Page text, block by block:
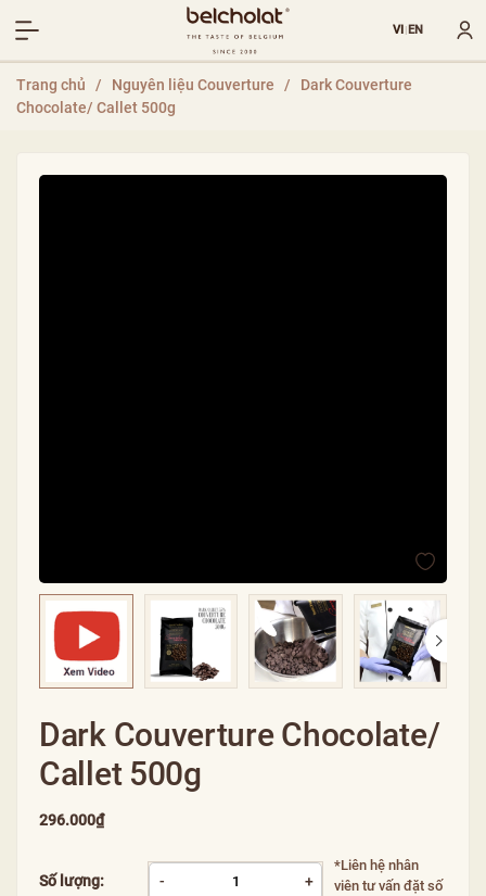
VI|EN
Trang chủ / Nguyên liệu Couverture /
Dark Couverture
Chocolate/ Callet 500g
Dark Couverture Chocolate/
Callet 500g
296.000₫
Số lượng: - +
*Liên hệ nhân
viên tư vấn đặt số